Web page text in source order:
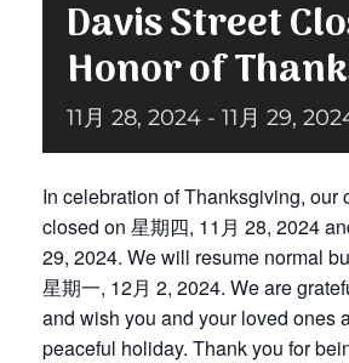
加入我们
探索
Davis Street
Honor of
11月 28, 2024 - 11月 29,
In celebration of Thanksgiving, our
closed on 星期四, 11月 28, 2024
29, 2024. We will resume normal
星期一, 12月 2, 2024. We are
and wish you and your loved ones
peaceful holiday. Thank you for